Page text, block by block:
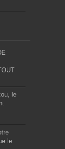
le
le